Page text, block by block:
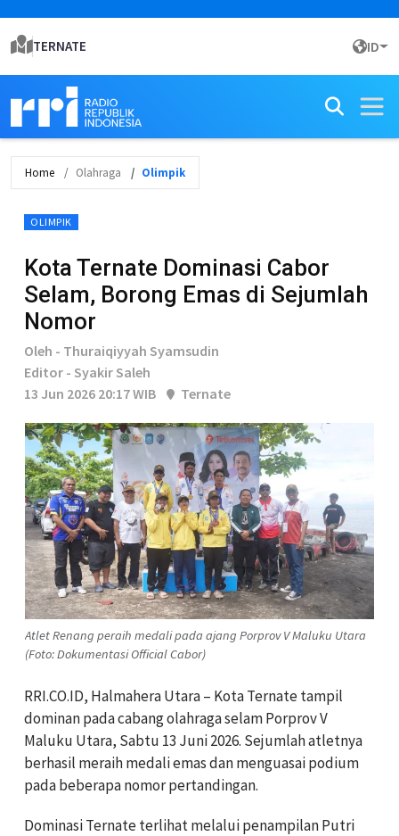
TERNATE ID
Home Olahraga Olimpik
OLIMPIK
Kota Ternate Dominasi Cabor
Selam, Borong Emas di Sejumlah
Nomor
Oleh - Thuraiqiyyah Syamsudin
Editor - Syakir Saleh
13 Jun 2026 20:17 WIB
Ternate
Atlet Renang peraih medali pada ajang Porprov V Maluku Utara
(Foto: Dokumentasi Official Cabor)
RRI.CO.ID, Halmahera Utara – Kota Ternate tampil
dominan pada cabang olahraga selam Porprov V
Maluku Utara, Sabtu 13 Juni 2026. Sejumlah atletnya
berhasil meraih medali emas dan menguasai podium
pada beberapa nomor pertandingan.
Dominasi Ternate terlihat melalui penampilan Putri